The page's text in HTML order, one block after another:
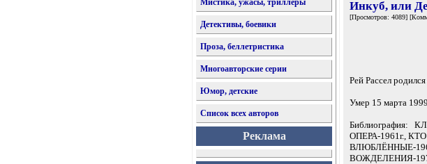
Мистика, ужасы, триллеры
Детективы, боевики
Проза, беллетристика
Многоавторские серии
Юмор, детские
Список всех авторов
Реклама
Инкуб, или
[Просмотров: 4089]
Рей Рассел
Умер 15 марта
Библиография:
ОПЕРА-1961г.,
ВЛЮБЛЁННЫЕ-
ВОЖДЕЛЕНИЯ-